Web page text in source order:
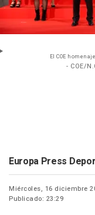
El COE
- COE/
Europa Press
Miércoles, 16 diciembre
Publicado: 23:29